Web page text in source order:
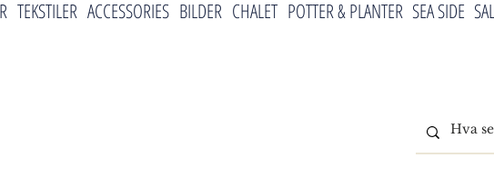
TEKSTILER ACCESSORIES BILDER CHALET POTTER & PLANTER SEA SIDE